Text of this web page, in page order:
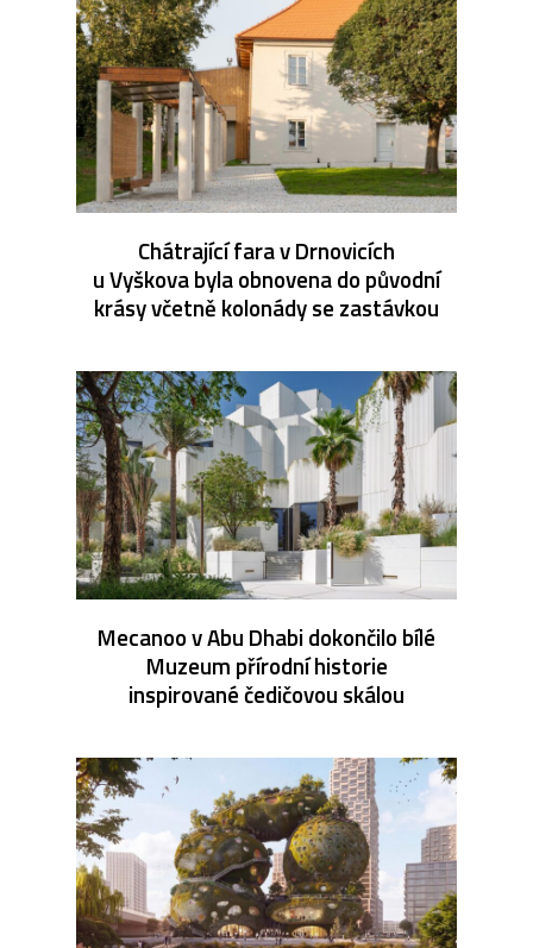
Chátrající fara v Drnovicích
u Vyškova byla obnovena do původní
krásy včetně kolonády se zastávkou
Mecanoo v Abu Dhabi dokončilo bílé
Muzeum přírodní historie
inspirované čedičovou skálou